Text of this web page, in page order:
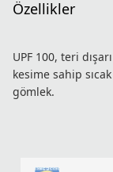
Özellikler
UPF 100, teri
kesime sahip
gömlek.
Ekstra
Nefes
UPF100
Hızlı